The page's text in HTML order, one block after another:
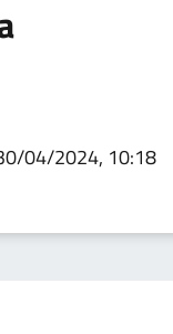
04/2024, 10:18